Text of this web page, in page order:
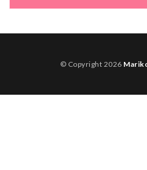
© Copyright 2026